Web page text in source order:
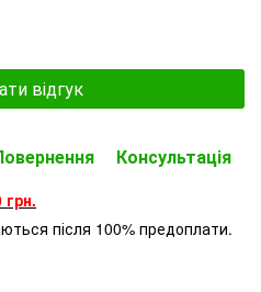
відгук
Консультація
грн.
після 100% предоплати.